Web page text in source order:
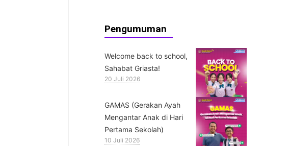
Pengumuman
Welcome back to school,
Sahabat Griasta!
20 Juli 2026
GAMAS (Gerakan Ayah
Mengantar Anak di Hari
Pertama Sekolah)
10 Juli 2026